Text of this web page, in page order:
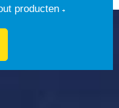
producten